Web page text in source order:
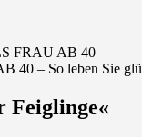
– So leben Sie
Feiglinge«